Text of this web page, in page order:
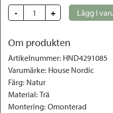
- + Lägg i
Om produkten
Artikelnummer: HND4291085
Varumärke: House Nordic
Färg: Natur
Material: Trä
Montering: Omonterad